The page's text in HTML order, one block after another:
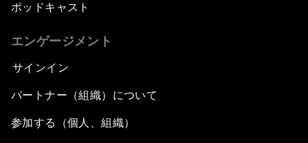
ポッドキャスト
エンゲージメント
サインイン
パートナー（組織）について
参加する（個人、組織）